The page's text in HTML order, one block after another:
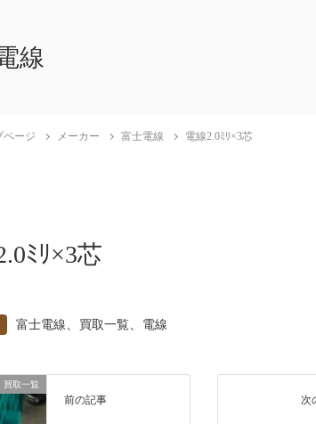
線
ページ メーカー 富士電線 電線2.0ﾐﾘ×3芯
ﾐﾘ×3芯
富士電線 、 買取一覧、 電線
買取一覧
前の記事 次